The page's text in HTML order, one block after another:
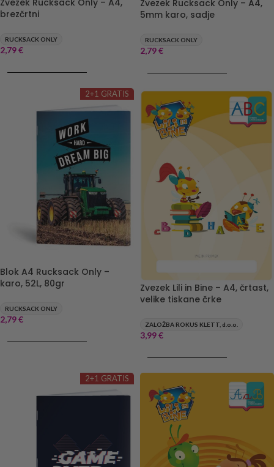
Zvezek Rucksack Only – A4,
brezčrtni
RUCKSACK ONLY
2,79€
Zvezek Rucksack Only – A4,
5mm karo, sadje
RUCKSACK ONLY
2,79€
2+1 GRATIS
Blok A4 Rucksack Only –
karo, 52L, 80gr
RUCKSACK ONLY
2,79€
Zvezek Lili in Bine – A4, črtast,
velike tiskane črke
ZALOŽBA ROKUS KLETT, d.o.o.
3,99€
2+1 GRATIS